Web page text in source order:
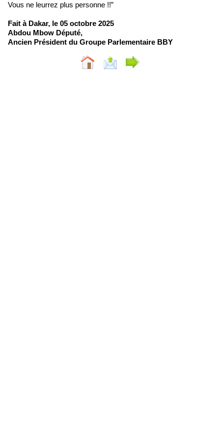
Vous ne leurrez plus personne !!”
Fait à Dakar, le 05 octobre 2025
Abdou Mbow Député,
Ancien Président du Groupe Parlementaire BBY